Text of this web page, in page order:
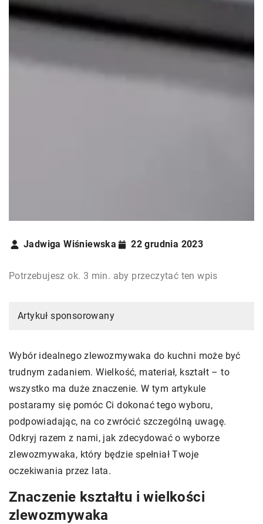
Jadwiga Wiśniewska 22 grudnia 2023
Potrzebujesz ok. 3 min. aby przeczytać ten wpis
Artykuł sponsorowany
Wybór idealnego zlewozmywaka do kuchni może być
trudnym zadaniem. Wielkość, materiał, kształt – to
wszystko ma duże znaczenie. W tym artykule
postaramy się pomóc Ci dokonać tego wyboru,
podpowiadając, na co zwrócić szczególną uwagę.
Odkryj razem z nami, jak zdecydować o wyborze
zlewozmywaka, który będzie spełniał Twoje
oczekiwania przez lata.
Znaczenie kształtu i wielkości
zlewozmywaka